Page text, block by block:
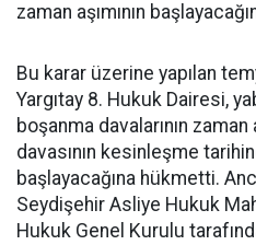
zaman aşımının
Bu karar üzerine yapılan
Yargıtay 8. Hukuk Dairesi,
boşanma davalarının zaman
davasının kesinleşme
başlayacağına hükmetti.
Seydişehir Asliye Hukuk
Hukuk Genel Kurulu